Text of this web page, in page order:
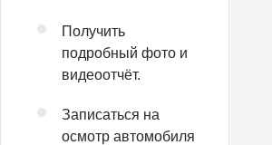
Получить
подробный фото и
видеоотчёт.
Записаться на
осмотр автомобиля